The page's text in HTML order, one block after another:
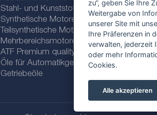
zu“, geben Sie Ihre
Weitergabe von
unserer Site mit
Ihre Präferenzen in
verwalten, jederzeit
oder mehr
Cookies.
Alle akzeptieren
Stahl- und Kunststoffklammern
Synthetische Motorenöle
Teilsynthetische Motorenöle
Mehrbereichsmotorenöle
ATF Premium quality line
Öle für Automatikgetriebe
Getriebeöle